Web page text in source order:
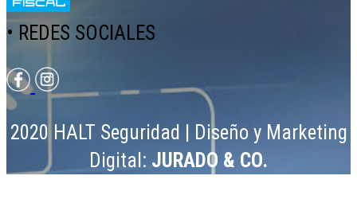
• REDES SOCIALES
2020 HALT Seguridad | Diseño y Marketing
Digital: JURADO & CO.